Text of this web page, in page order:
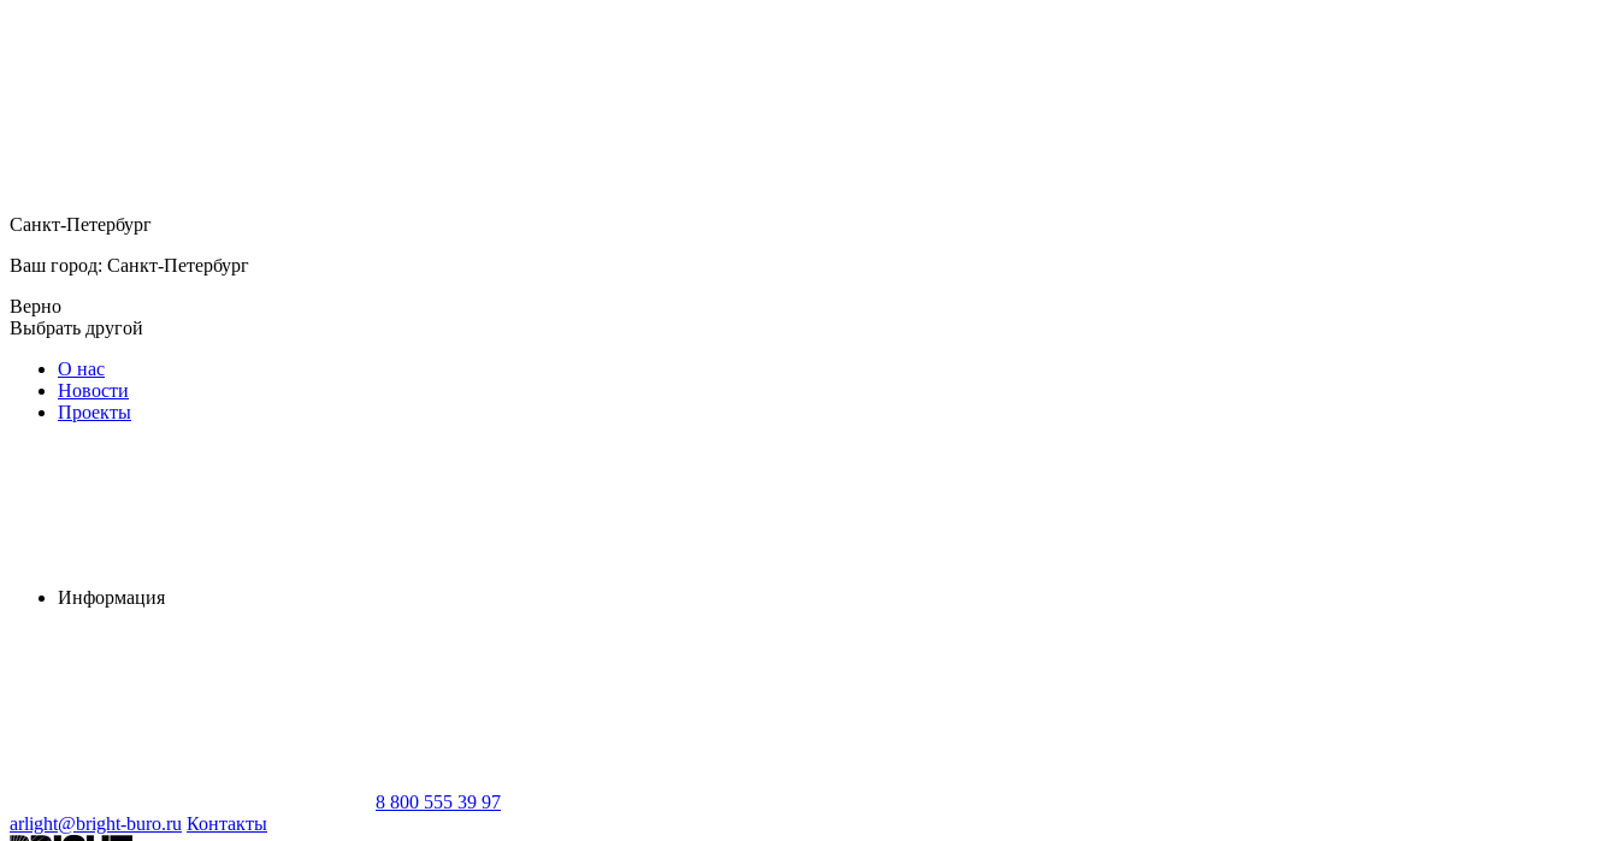
Санкт-Петербург
Ваш город: Санкт-Петербург
Верно
Выбрать другой
О нас
Новости
Проекты
Информация
8 800 555 39 97
arlight@bright-buro.ru Контакты